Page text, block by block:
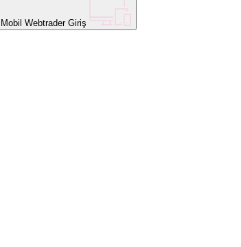
Mobil Webtrader Giriş